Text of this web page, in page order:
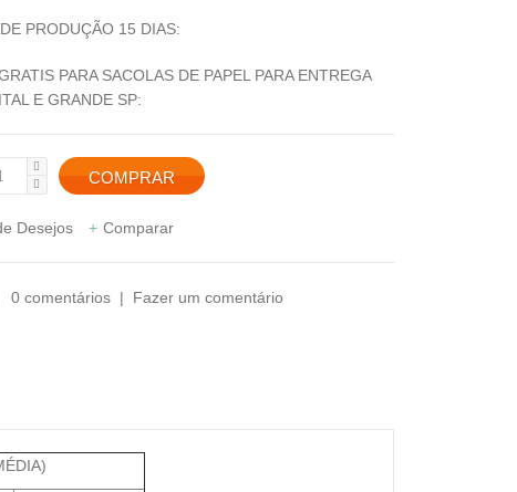
PRODUÇÃO 15 DIAS:
PARA SACOLAS DE PAPEL PARA ENTREGA
E GRANDE SP:
Desejos Comparar
0 comentários| Fazer um comentário